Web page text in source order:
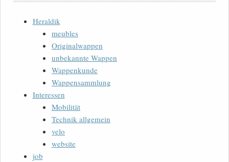
Heraldik
meubles
Originalwappen
unbekannte Wappen
Wappenkunde
Wappensammlung
Interessen
Mobilität
Technik allgemein
velo
website
job